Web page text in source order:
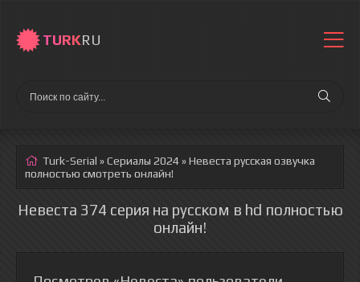
TURKRU
Turk-Serial »Сериалы 2024 » Невеста русская озвучка
полностью смотреть онлайн!
Невеста 374 серия на русском в hd полностью
онлайн!